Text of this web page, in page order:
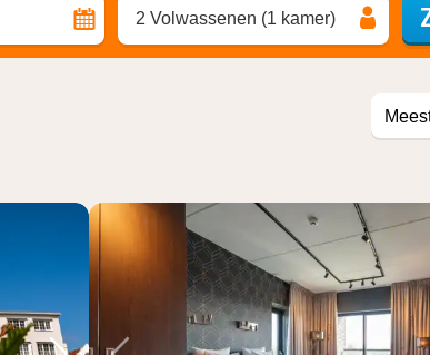
2 Volwassenen (1 kamer)